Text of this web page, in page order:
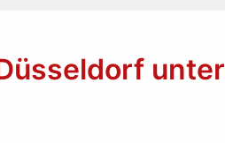
unter